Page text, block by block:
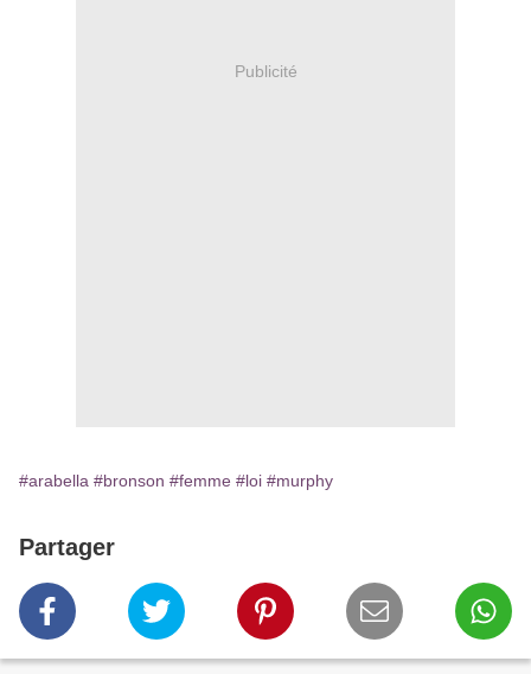
Publicité
#arabella #bronson #femme #loi #murphy
Partager